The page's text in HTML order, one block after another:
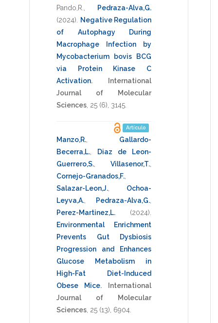
Pando,R.
Pedraza-Alva,G.
(2024)
Negative Regulation
of Autophagy During
Macrophage Infection by
Mycobacterium bovis BCG
via Protein Kinase C
Activation.
International
Journal of Molecular
Sciences 25 (6), 3145
Artículo
Manzo,R.
Gallardo-
Becerra,L.
Diaz de Leon-
Guerrero,S.
Villasenor,T.
Cornejo-Granados,F.
Salazar-Leon,J.
Ochoa-
Leyva,A.
Pedraza-Alva,G.
Perez-Martinez,L.
(2024)
Environmental Enrichment
Prevents Gut Dysbiosis
Progression and Enhances
Glucose Metabolism in
High-Fat Diet-Induced
Obese Mice.
International
Journal of Molecular
Sciences 25 (13), 6904